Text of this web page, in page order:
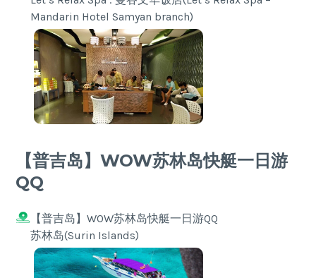
Mandarin Hotel Samyan branch)
【普吉岛】WOW苏林岛快艇一日游
QQ
【普吉岛】WOW苏林岛快艇一日游QQ
苏林岛(Surin Islands)